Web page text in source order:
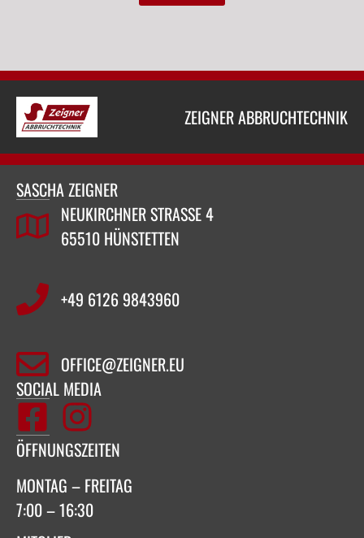
ZEIGNER ABBRUCHTECHNIK
SASCHA ZEIGNER
NEUKIRCHNER STRASSE 4
65510 HÜNSTETTEN
+49 6126 9843960‬
OFFICE@ZEIGNER.EU
SOCIAL MEDIA
ÖFFNUNGSZEITEN
MONTAG – FREITAG
7:00 – 16:30